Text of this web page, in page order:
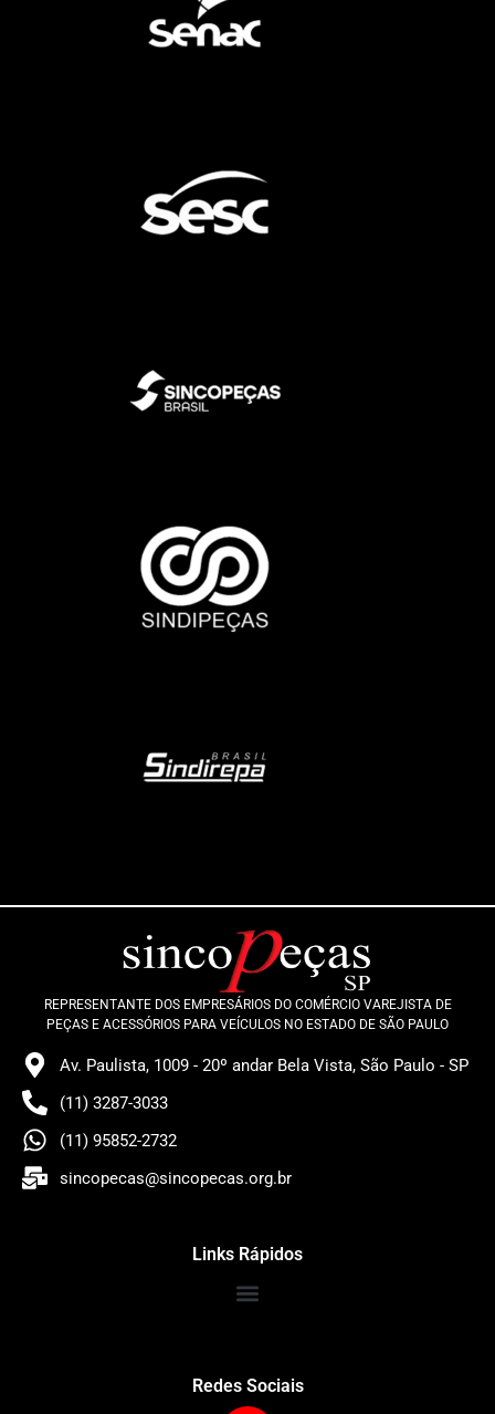
REPRESENTANTE DOS EMPRESÁRIOS DO COMÉRCIO VAREJISTA DE
PEÇAS E ACESSÓRIOS PARA VEÍCULOS NO ESTADO DE SÃO PAULO
Av. Paulista, 1009 - 20º andar Bela Vista, São Paulo - SP
(11) 3287-3033
(11) 95852-2732
sincopecas@sincopecas.org.br
Links Rápidos
Redes Sociais